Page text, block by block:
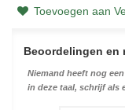
Toevoegen aan
Beoordelingen en
Niemand heeft nog
in deze taal, schrijf als